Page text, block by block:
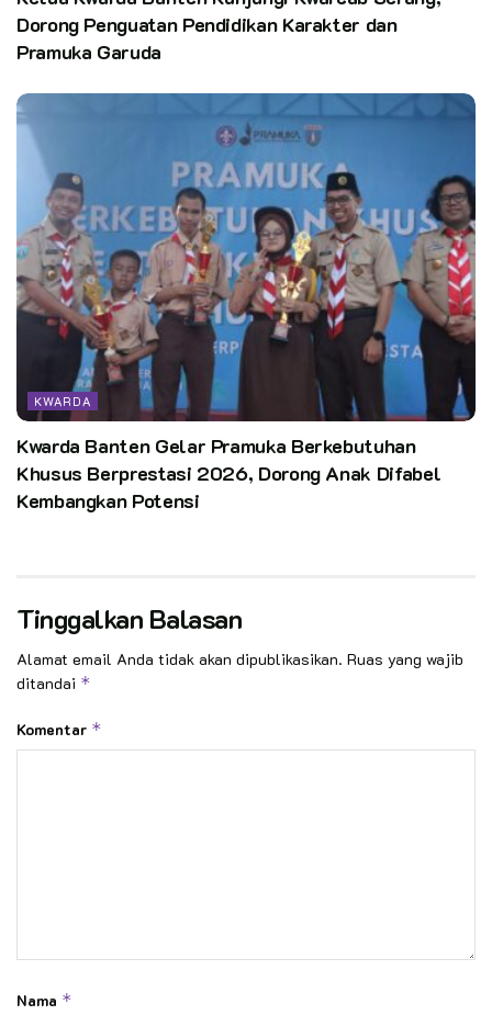
Dorong Penguatan Pendidikan Karakter dan
Pramuka Garuda
KWARDA
Kwarda Banten Gelar Pramuka Berkebutuhan
Khusus Berprestasi 2026, Dorong Anak Difabel
Kembangkan Potensi
Tinggalkan Balasan
Alamat email Anda tidak akan dipublikasikan. Ruas yang wajib
ditandai *
Komentar *
Nama *